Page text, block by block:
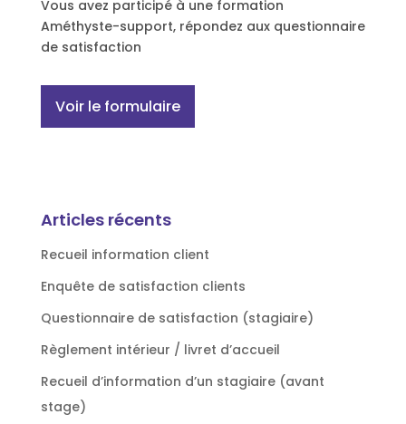
Vous avez participé à une formation
Améthyste-support, répondez aux questionnaire
de satisfaction
Voir le formulaire
Articles récents
Recueil information client
Enquête de satisfaction clients
Questionnaire de satisfaction (stagiaire)
Règlement intérieur / livret d’accueil
Recueil d’information d’un stagiaire (avant
stage)